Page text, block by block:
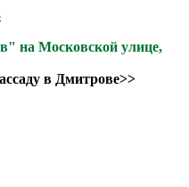
Московской улице,
в Дмитрове>>